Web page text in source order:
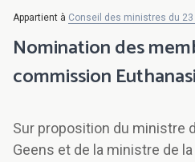
Appartient à Conseil des ministres du
Nomination des
commission
Sur proposition du ministre
Geens et de la ministre de